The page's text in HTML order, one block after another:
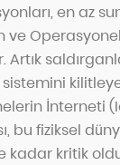
en az
ve
İnterneti
bu fiziksel
kadar kritik